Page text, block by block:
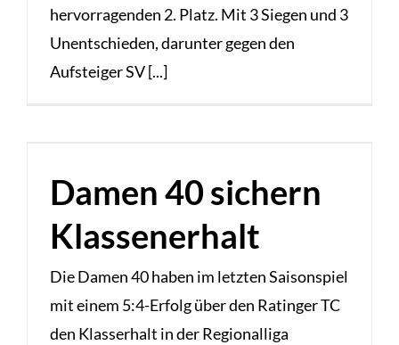
hervorragenden 2. Platz. Mit 3 Siegen und 3
Unentschieden, darunter gegen den
Aufsteiger SV [...]
Damen 40 sichern
Klassenerhalt
Die Damen 40 haben im letzten Saisonspiel
mit einem 5:4-Erfolg über den Ratinger TC
den Klasserhalt in der Regionalliga